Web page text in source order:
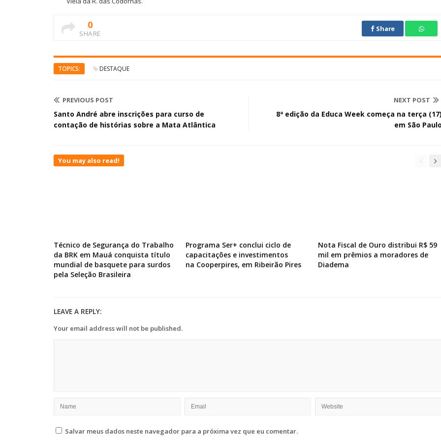
0
SHARE
Share
TOPICS: DESTAQUE
PREVIOUS POST
Santo André abre inscrições para curso de
contação de histórias sobre a Mata Atlântica
NEXT POST
8ª edição da Educa Week começa na terça
em São
You may also read!
Técnico de Segurança do Trabalho
da BRK em Mauá conquista título
mundial de basquete para surdos
pela Seleção Brasileira
Programa Ser+ conclui ciclo de
capacitações e investimentos
na Cooperpires, em Ribeirão Pires
Nota Fiscal de Ouro distribui R$ 59
mil em prêmios a moradores de
Diadema
LEAVE A REPLY:
Your email address will not be published.
Salvar meus dados neste navegador para a próxima vez que eu comentar.